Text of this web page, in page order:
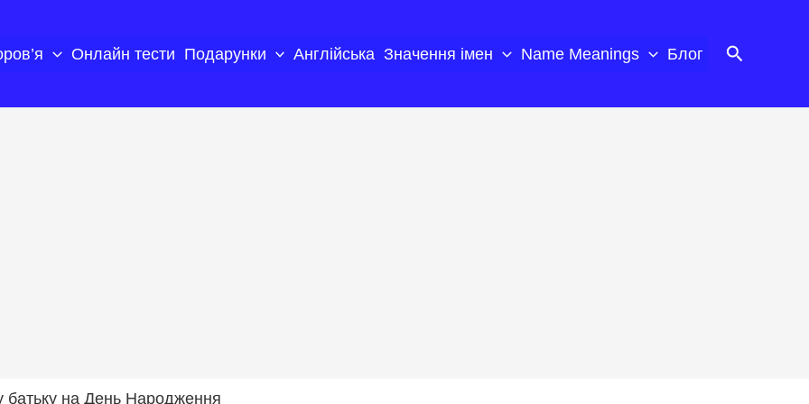
Онлайн тести Подарунки Англійська Значення імен Name Meanings Блог Пошук
на День Народження